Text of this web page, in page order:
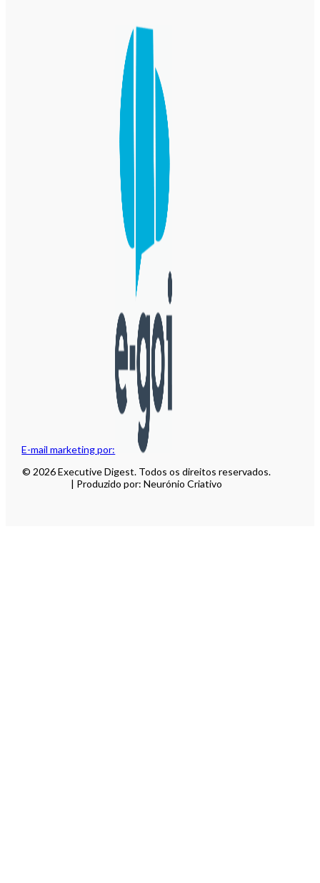
E-mail marketing por:
© 2026 Executive Digest. Todos os direitos reservados.
| Produzido por: Neurónio Criativo